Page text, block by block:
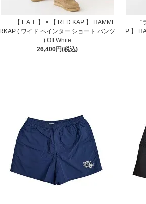
【 F.A.T. 】 × 【 RED KAP 】 HAMME
RKAP ( ワイド ペインター ショート パンツ
) Off White
26,400円(税込)
"
P 】